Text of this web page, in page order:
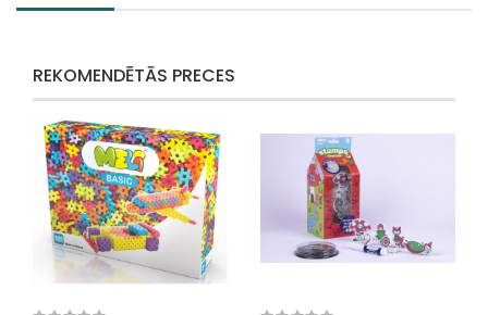
REKOMENDĒTĀS PRECES